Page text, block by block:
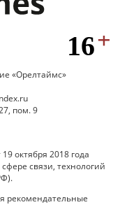
«Орелтаймс»
пом. 9
октября 2018 года
связи, технологий
рекомендательные